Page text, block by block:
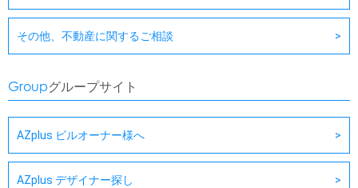
その他、不動産に関するご相談
Groupグループサイト
AZplus ビルオーナー様へ
AZplus デザイナー探し